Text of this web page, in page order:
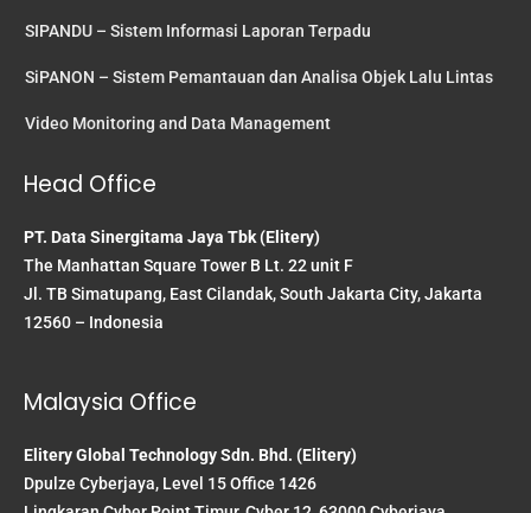
SIPANDU – Sistem Informasi Laporan Terpadu
SiPANON – Sistem Pemantauan dan Analisa Objek Lalu Lintas
Video Monitoring and Data Management
Head Office
PT. Data Sinergitama Jaya Tbk (Elitery)
The Manhattan Square Tower B Lt. 22 unit F
Jl. TB Simatupang, East Cilandak, South Jakarta City, Jakarta
12560 – Indonesia
Malaysia Office
Elitery Global Technology Sdn. Bhd. (Elitery)
Dpulze Cyberjaya, Level 15 Office 1426